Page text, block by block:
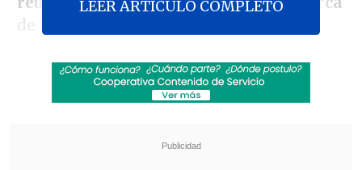
de la familia amarilla.
Revisa también
Sinaka tras su gira por Europa: "A veces los
LEER ARTICULO COMPLETO